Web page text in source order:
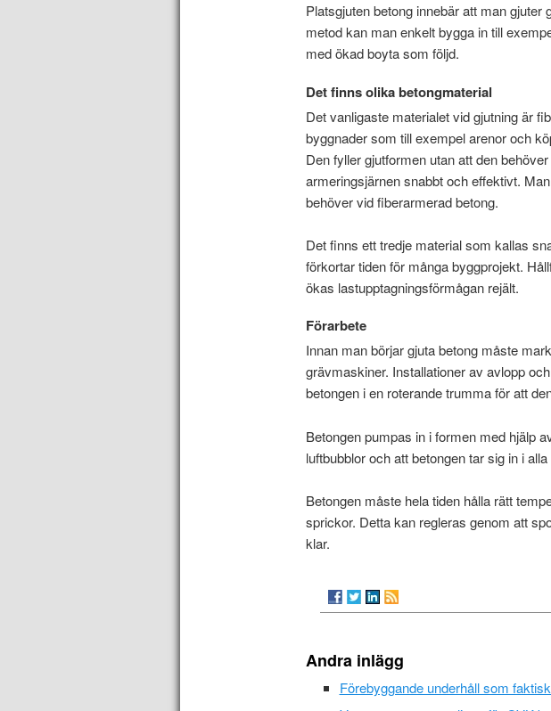
Platsgjuten betong innebär att man
metod kan man enkelt bygga in till
med ökad boyta som följd.
Det finns olika betongmaterial
Det vanligaste materialet vid gjutning är
byggnader som till exempel arenor och
Den fyller gjutformen utan att den
armeringsjärnen snabbt och effektivt.
behöver vid fiberarmerad betong.
Det finns ett tredje material som kallas
förkortar tiden för många byggprojekt.
ökas lastupptagningsförmågan rejält.
Förarbete
Innan man börjar gjuta betong måste
grävmaskiner. Installationer av avlopp
betongen i en roterande trumma för att
Betongen pumpas in i formen med hjälp
luftbubblor och att betongen tar sig in i
Betongen måste hela tiden hålla rätt
sprickor. Detta kan regleras genom att
klar.
Andra inlägg
Förebyggande underhåll som